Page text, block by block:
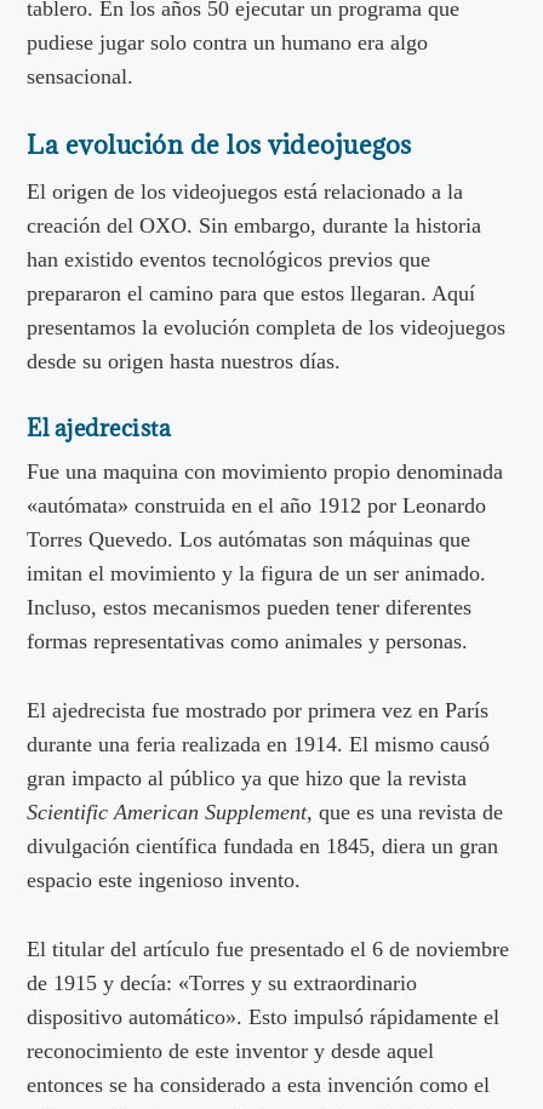
tablero. En los años 50 ejecutar un programa que
pudiese jugar solo contra un humano era algo
sensacional.
La evolución de los videojuegos
El origen de los videojuegos está relacionado a la
creación del OXO. Sin embargo, durante la historia
han existido eventos tecnológicos previos que
prepararon el camino para que estos llegaran. Aquí
presentamos la evolución completa de los videojuegos
desde su origen hasta nuestros días.
El ajedrecista
Fue una maquina con movimiento propio denominada
«autómata» construida en el año 1912 por Leonardo
Torres Quevedo. Los autómatas son máquinas que
imitan el movimiento y la figura de un ser animado.
Incluso, estos mecanismos pueden tener diferentes
formas representativas como animales y personas.
El ajedrecista fue mostrado por primera vez en París
durante una feria realizada en 1914. El mismo causó
gran impacto al público ya que hizo que la revista
Scientific American Supplement,que es una revista de
divulgación científica fundada en 1845, diera un gran
espacio este ingenioso invento.
El titular del artículo fue presentado el 6 de noviembre
de 1915 y decía: «Torres y su extraordinario
dispositivo automático». Esto impulsó rápidamente el
reconocimiento de este inventor y desde aquel
entonces se ha considerado a esta invención como el